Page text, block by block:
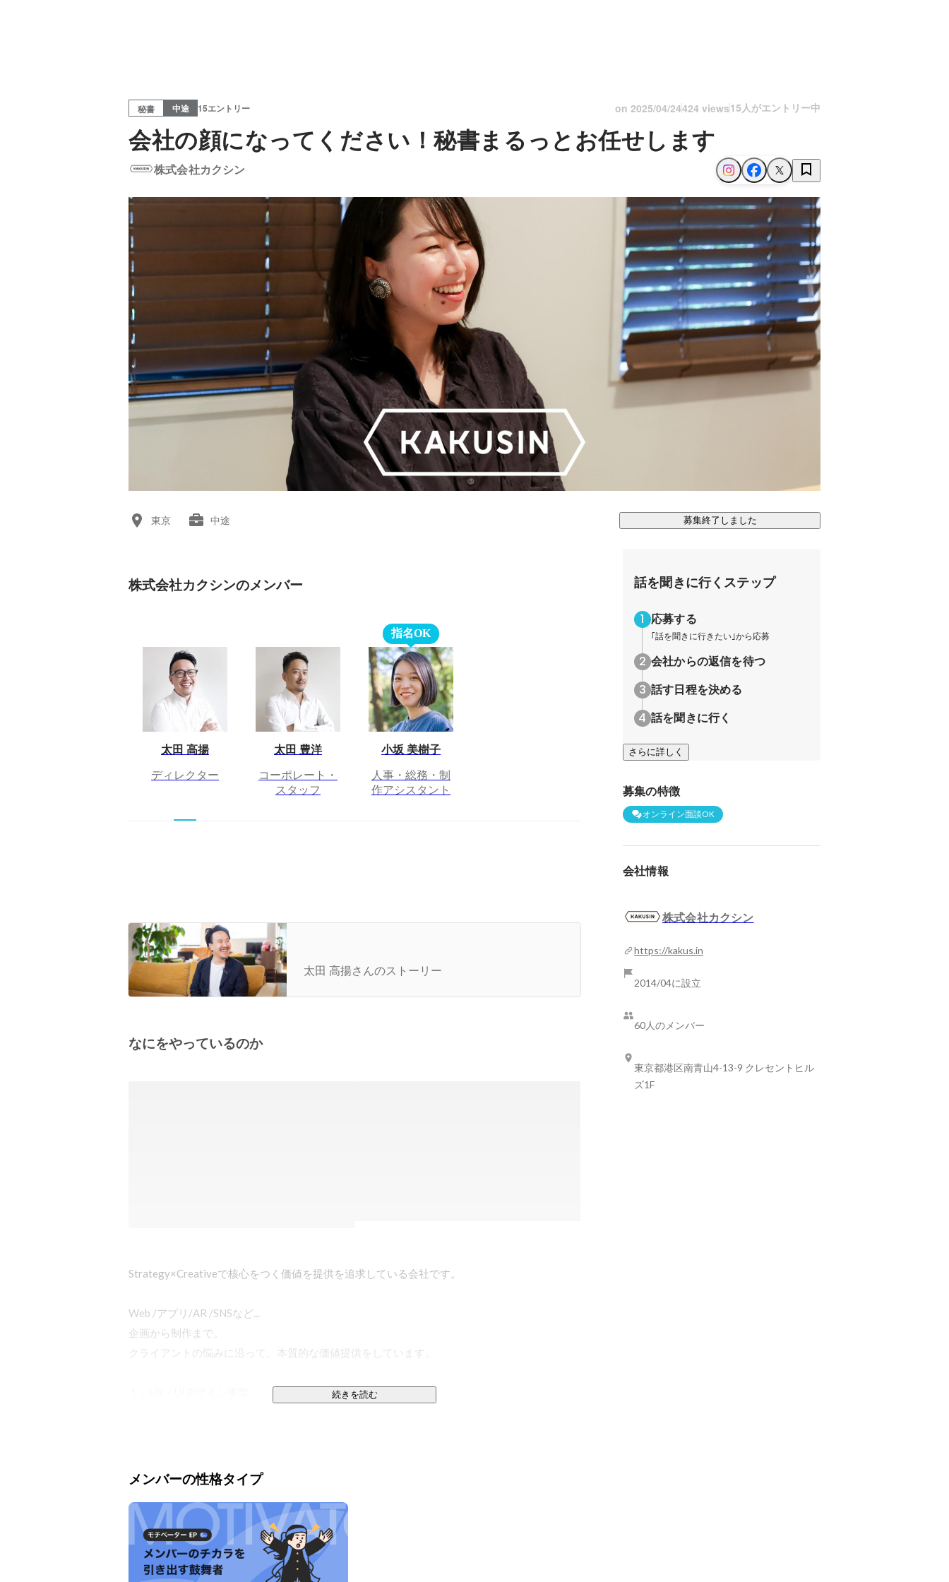
秘書 中途 15エントリー on 2025/04/24424 views15人がエントリー中
会社の顔になってください！秘書まるっとお任せします
株式会社カクシン
東京 中途 募集終了しました
株式会社カクシンのメンバー
太田 高揚
ディレクター
太田 豊洋
コーポレート・
スタッフ
指名OK
小坂 美樹子
人事・総務・制
作アシスタント
化できる環境を提供したい」代表太田インタビュー
太田 高揚さんのストーリー
なにをやっているのか
Strategy×Creativeで核心をつく価値を提供を追求している会社です。
Web /アプリ/AR /SNSなど...
企画から制作まで。
クライアントの悩みに沿って、本質的な価値提供をしています。
最先端技術を利用したサービス。
AR・VR・位置情報技術・画像認識技術
ホログラフィック・プロジェクションマッピングなど
続きを読む
メンバーの性格タイプ
話を聞きに行くステップ
応募する
｢話を聞きに行きたい｣から応募
会社からの返信を待つ
話す日程を決める
話を聞きに行く
さらに詳しく
募集の特徴
オンライン面談OK
会社情報
株式会社カクシン
https://kakus.in
2014/04に設立
60人のメンバー
東京都港区南青山4-13-9 クレセントヒル
ズ1F